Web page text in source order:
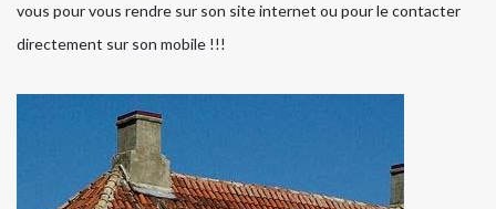
vous pour vous rendre sur son site internet ou pour le contacter
directement sur son mobile !!!